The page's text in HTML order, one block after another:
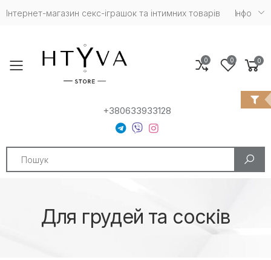
Інтернет-магазин cекс-іграшок та інтимних товарів Iнфо
Toggle mobile menu
+380633933128
Search
0 0 0
Для грудей та сосків